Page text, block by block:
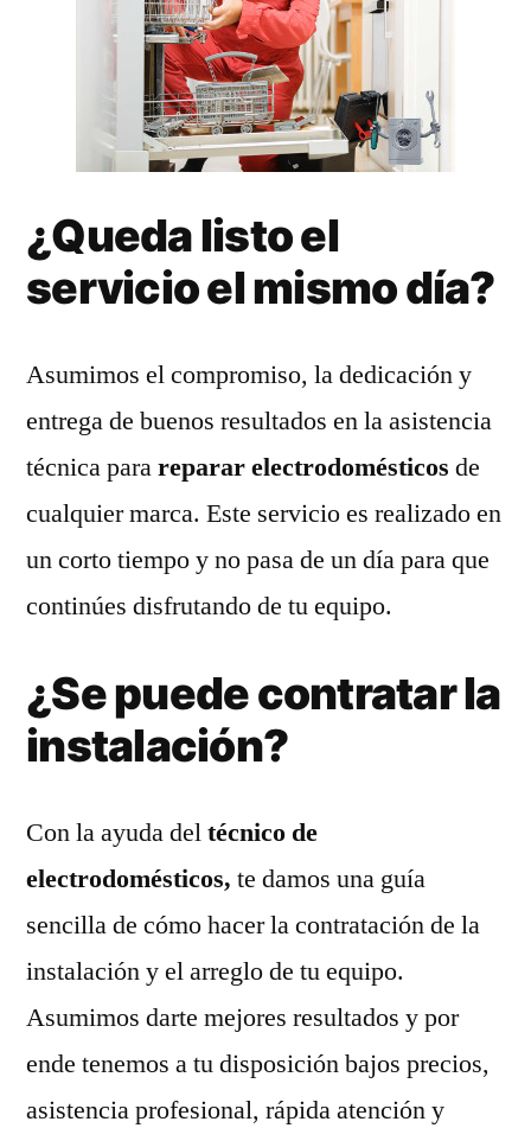
¿Queda listo el
servicio el mismo día?
Asumimos el compromiso, la dedicación y
entrega de buenos resultados en la asistencia
técnica parareparar electrodomésticos de
cualquier marca. Este servicio es realizado en
un corto tiempo y no pasa de un día para que
continúes disfrutando de tu equipo.
¿Se puede contratar la
instalación?
Con la ayuda deltécnico de
electrodomésticos, te damos una guía
sencilla de cómo hacer la contratación de la
instalación y el arreglo de tu equipo.
Asumimos darte mejores resultados y por
ende tenemos a tu disposición bajos precios,
asistencia profesional, rápida atención y